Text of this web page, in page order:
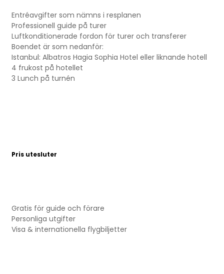
Entréavgifter som nämns i resplanen
Professionell guide på turer
Luftkonditionerade fordon för turer och transferer
Boendet är som nedanför:
Istanbul: Albatros Hagia Sophia Hotel eller liknande hotell
4 frukost på hotellet
3 Lunch på turnén
Pris utesluter
Gratis för guide och förare
Personliga utgifter
Visa & internationella flygbiljetter